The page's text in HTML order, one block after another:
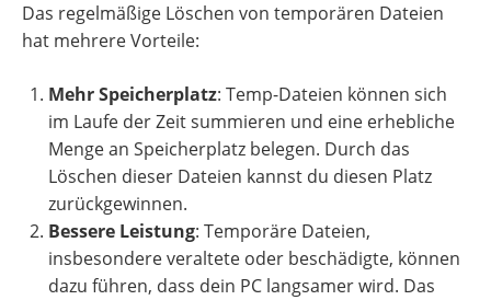
Das regelmäßige Löschen von temporären Dateien
hat mehrere Vorteile:
Mehr Speicherplatz: Temp-Dateien können sich
im Laufe der Zeit summieren und eine erhebliche
Menge an Speicherplatz belegen. Durch das
Löschen dieser Dateien kannst du diesen Platz
zurückgewinnen.
Bessere Leistung: Temporäre Dateien,
insbesondere veraltete oder beschädigte, können
dazu führen, dass dein PC langsamer wird. Das